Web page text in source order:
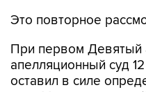
Это повторное
При первом Девятый
апелляционный суд
оставил в силе